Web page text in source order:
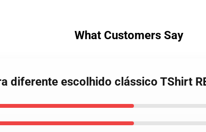
What Customers Say
diferente escolhido clássico TShirt